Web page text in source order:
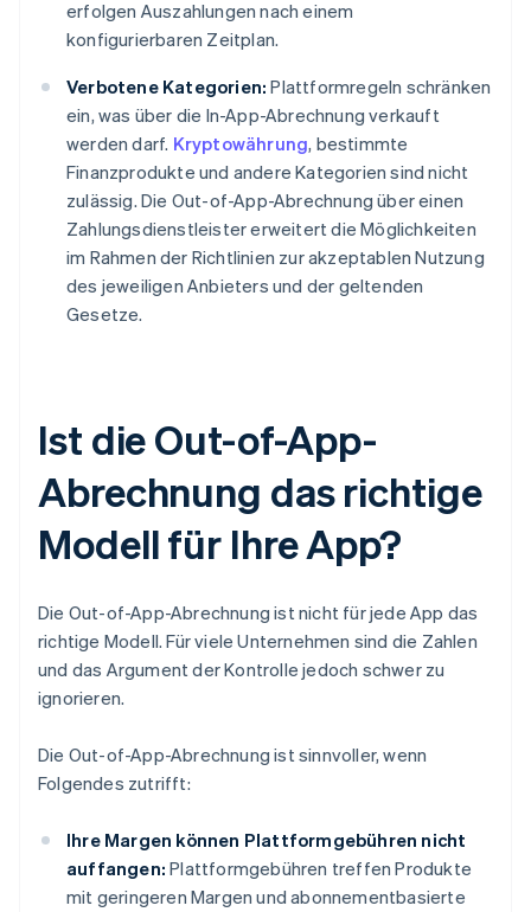
erfolgen Auszahlungen nach einem
konfigurierbaren Zeitplan.
Verbotene Kategorien: Plattformregeln schränken
ein, was über die In-App-Abrechnung verkauft
werden darf. Kryptowährung, bestimmte
Finanzprodukte und andere Kategorien sind nicht
zulässig. Die Out-of-App-Abrechnung über einen
Zahlungsdienstleister erweitert die Möglichkeiten
im Rahmen der Richtlinien zur akzeptablen Nutzung
des jeweiligen Anbieters und der geltenden
Gesetze.
Ist die Out-of-App-
Abrechnung das richtige
Modell für Ihre App?
Die Out-of-App-Abrechnung ist nicht für jede App das
richtige Modell. Für viele Unternehmen sind die Zahlen
und das Argument der Kontrolle jedoch schwer zu
ignorieren.
Die Out-of-App-Abrechnung ist sinnvoller, wenn
Folgendes zutrifft:
Ihre Margen können Plattformgebühren nicht
auffangen: Plattformgebühren treffen Produkte
mit geringeren Margen und abonnementbasierte